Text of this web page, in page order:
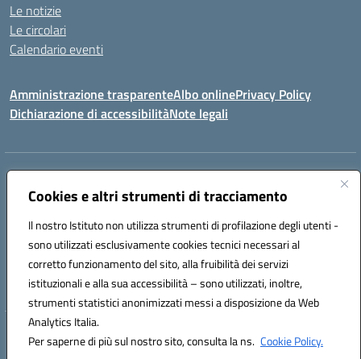
Cookies e altri strumenti di tracciamento
Il nostro Istituto non utilizza strumenti di profilazione degli utenti -
sono utilizzati esclusivamente cookies tecnici necessari al
corretto funzionamento del sito, alla fruibilità dei servizi
istituzionali e alla sua accessibilità – sono utilizzati, inoltre,
strumenti statistici anonimizzati messi a disposizione da Web
Analytics Italia.
Per saperne di più sul nostro sito, consulta la ns. Cookie Policy.
Le notizie
Le circolari
Calendario eventi
Amministrazione trasparenteAlbo onlinePrivacy Policy
Dichiarazione di accessibilitàNote legali
Indirizzo:
Centralino:0923993485 Email:tpic84500v@istruzione.it
Codice fiscale: 91039050819
Codice meccanografico:
tpic84500v
Codice unico di fatturazione (CUF): JZDXRK
Hosting & Powered by 3D Solution S.r.l.
Concept & Design by Designers Italia